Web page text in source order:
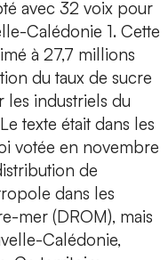
avec 32 voix pour
Calédonie 1. Cette
à 27,7 millions
du taux de sucre
les industriels du
texte était dans les
votée en novembre
de
dans les
mer (DROM), mais
Calédonie,